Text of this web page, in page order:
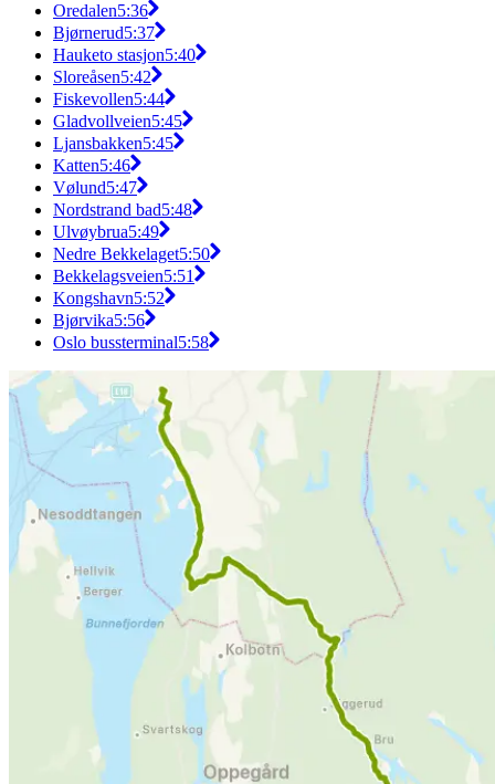
Oredalen5:36
Bjørnerud5:37
Hauketo stasjon5:40
Sloreåsen5:42
Fiskevollen5:44
Gladvollveien5:45
Ljansbakken5:45
Katten5:46
Vølund5:47
Nordstrand bad5:48
Ulvøybrua5:49
Nedre Bekkelaget5:50
Bekkelagsveien5:51
Kongshavn5:52
Bjørvika5:56
Oslo bussterminal5:58